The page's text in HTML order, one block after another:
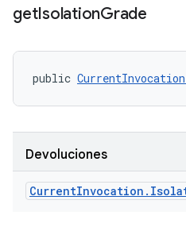
getIsolationGrade
public
Devoluciones
CurrentInvocation .